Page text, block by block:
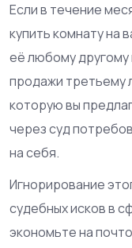
Если в течение
купить комнату на
её любому
продажи третьему
которую вы
через суд
на себя.
Игнорирование
судебных исков в
экономьте на